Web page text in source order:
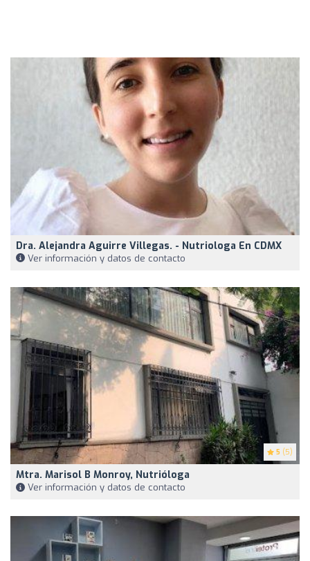
Dra. Alejandra Aguirre Villegas. - Nutriologa En CDMX
Ver información y datos de contacto
5 (5)
Mtra. Marisol B Monroy, Nutrióloga
Ver información y datos de contacto